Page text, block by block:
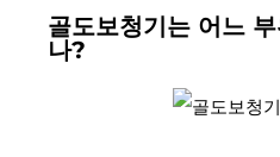
골도보청기는 어느
나?